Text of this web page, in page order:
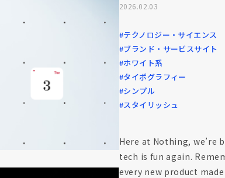
2026.02.03
#テクノロジー・サイエンス
#ブランド・サービスサイト
#ホワイト系
#タイポグラフィー
#シンプル
#スタイリッシュ
Here at Nothing, we’re
tech is fun again.
every new product made